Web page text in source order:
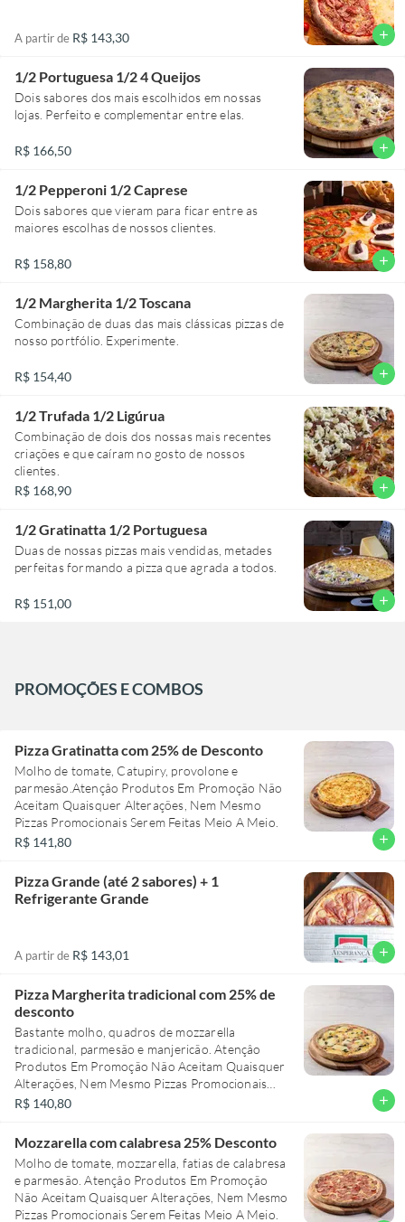
A partir de R$ 143,30 add
1/2 Portuguesa 1/2 4 Queijos
Dois sabores dos mais escolhidos em nossas
lojas. Perfeito e complementar entre elas.
R$ 166,50 add
1/2 Pepperoni 1/2 Caprese
Dois sabores que vieram para ficar entre as
maiores escolhas de nossos clientes.
R$ 158,80 add
1/2 Margherita 1/2 Toscana
Combinação de duas das mais clássicas pizzas de
nosso portfólio. Experimente.
R$ 154,40 add
1/2 Trufada 1/2 Ligúrua
Combinação de dois dos nossas mais recentes
criações e que caíram no gosto de nossos
clientes.
R$ 168,90
add
1/2 Gratinatta 1/2 Portuguesa
Duas de nossas pizzas mais vendidas, metades
perfeitas formando a pizza que agrada a todos.
R$ 151,00 add
PROMOÇÕES E COMBOS
Pizza Gratinatta com 25% de Desconto
Molho de tomate, Catupiry, provolone e
parmesão.Atençâo Produtos Em Promoção Não
Aceitam Quaisquer Alterações, Nem Mesmo
Pizzas Promocionais Serem Feitas Meio A Meio.
R$ 141,80
add
Pizza Grande (até 2 sabores) + 1
Refrigerante Grande
A partir de R$ 143,01 add
Pizza Margherita tradicional com 25% de
desconto
Bastante molho, quadros de mozzarella
tradicional, parmesão e manjericão. Atençâo
Produtos Em Promoção Não Aceitam Quaisquer
Alterações, Nem Mesmo Pizzas Promocionais
Serem Feitas Meio A Meio.
R$ 140,80 add
Mozzarella com calabresa 25% Desconto
Molho de tomate, mozzarella, fatias de calabresa
e parmesão. Atençâo Produtos Em Promoção
Não Aceitam Quaisquer Alterações, Nem Mesmo
Pizzas Promocionais Serem Feitas Meio A Meio.